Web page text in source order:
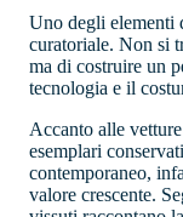
Uno degli elementi
curatoriale. Non si
ma di costruire un
tecnologia e il
Accanto alle
esemplari
contemporaneo,
valore crescente.